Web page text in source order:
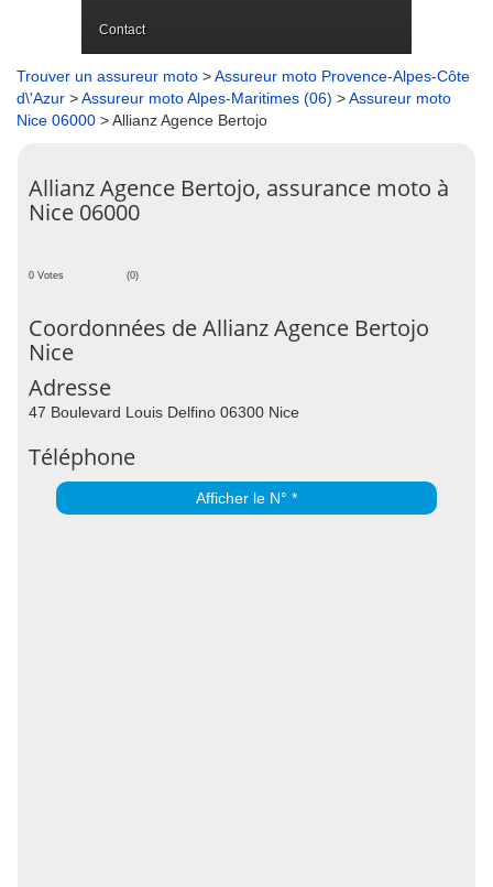
Contact
Trouver un assureur moto >Assureur moto Provence-Alpes-Côte
d\'Azur >Assureur moto Alpes-Maritimes (06) >Assureur moto
Nice 06000 > Allianz Agence Bertojo
Allianz Agence Bertojo, assurance moto à
Nice 06000
0 Votes (0)
Coordonnées de Allianz Agence Bertojo
Nice
Adresse
47 Boulevard Louis Delfino 06300 Nice
Téléphone
Afficher le N° *